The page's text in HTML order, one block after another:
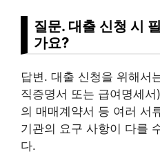
질문. 대출 신청 시
가요?
답변. 대출 신청을 위해서
직증명서 또는 급여명세서
의 매매계약서 등 여러 서
기관의 요구 사항이 다를
다.